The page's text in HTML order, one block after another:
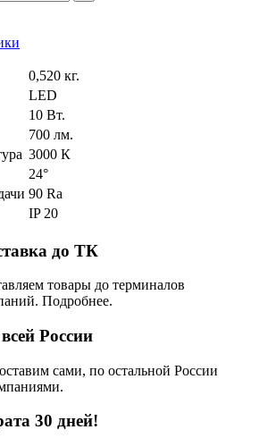
0,520 кг.
LED
10 Вт.
700 лм.
3000 К
24°
90 Ra
IP 20
до ТК
товары до терминалов
Подробнее.
России
сами, по остальной России
30 дней!